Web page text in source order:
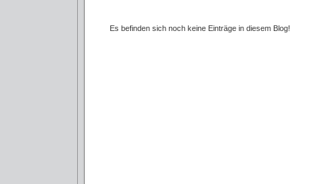
Es befinden sich noch keine Einträge in diesem Blog!